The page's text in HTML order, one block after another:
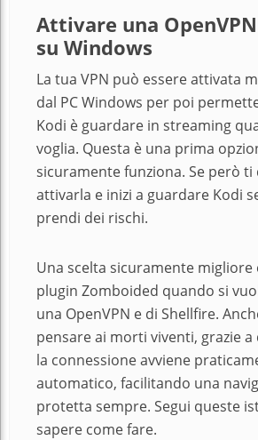
Attivare una
su Windows
La tua VPN può essere attivata
dal PC Windows per poi
Kodi è guardare in streaming
voglia. Questa è una prima
sicuramente funziona. Se però
attivarla e inizi a guardare Kodi
prendi dei rischi.
Una scelta sicuramente migliore
plugin Zomboided quando si
una OpenVPN e di Shellfire.
pensare ai morti viventi, grazie
la connessione avviene
automatico, facilitando una
protetta sempre. Segui queste
sapere come fare.